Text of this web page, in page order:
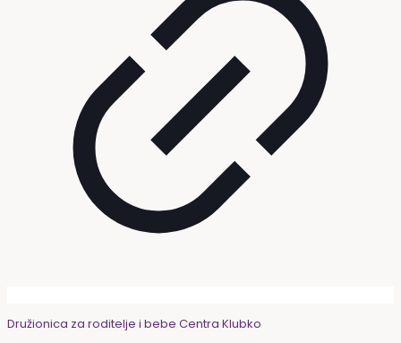
Družionica za roditelje i bebe Centra Klubko